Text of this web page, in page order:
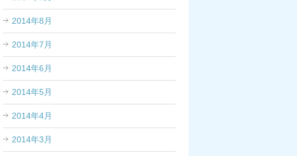
2014年8月
2014年7月
2014年6月
2014年5月
2014年4月
2014年3月